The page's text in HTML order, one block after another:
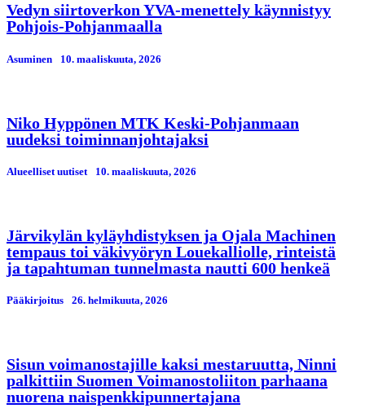
Vedyn siirtoverkon YVA-menettely käynnistyy
Pohjois-Pohjanmaalla
Asuminen 10. maaliskuuta, 2026
Niko Hyppönen MTK Keski-Pohjanmaan
uudeksi toiminnanjohtajaksi
Alueelliset uutiset 10. maaliskuuta, 2026
Järvikylän kyläyhdistyksen ja Ojala Machinen
tempaus toi väkivyöryn Louekalliolle, rinteistä
ja tapahtuman tunnelmasta nautti 600 henkeä
Pääkirjoitus 26. helmikuuta, 2026
Sisun voimanostajille kaksi mestaruutta, Ninni
palkittiin Suomen Voimanostoliiton parhaana
nuorena naispenkkipunnertajana